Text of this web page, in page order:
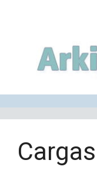
contenido
Cargas